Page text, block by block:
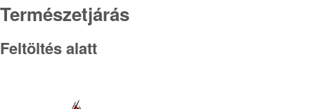
Természetjárás
Feltöltés alatt